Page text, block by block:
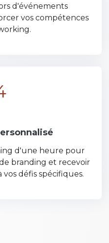
d'événements
vos compétences
d'une heure pour
branding et recevoir
vos défis spécifiques.